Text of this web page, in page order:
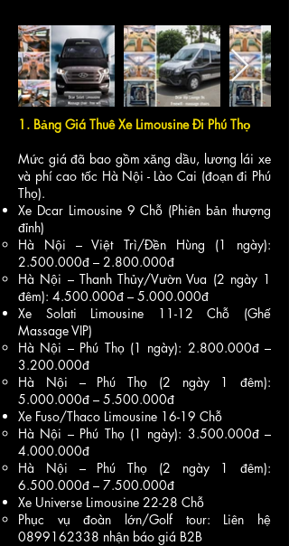
1. Bảng Giá Thuê Xe Limousine Đi Phú Thọ
Mức giá đã bao gồm xăng dầu, lương lái xe
và phí cao tốc Hà Nội - Lào Cai (đoạn đi Phú
Thọ).
Xe Dcar Limousine 9 Chỗ (Phiên bản thượng
đỉnh)
Hà Nội – Việt Trì/Đền Hùng (1 ngày):
2.500.000đ – 2.800.000đ
Hà Nội – Thanh Thủy/Vườn Vua (2 ngày 1
đêm): 4.500.000đ – 5.000.000đ
Xe Solati Limousine 11-12 Chỗ (Ghế
Massage VIP)
Hà Nội – Phú Thọ (1 ngày): 2.800.000đ –
3.200.000đ
Hà Nội – Phú Thọ (2 ngày 1 đêm):
5.000.000đ – 5.500.000đ
Xe Fuso/Thaco Limousine 16-19 Chỗ
Hà Nội – Phú Thọ (1 ngày): 3.500.000đ –
4.000.000đ
Hà Nội – Phú Thọ (2 ngày 1 đêm):
6.500.000đ – 7.500.000đ
Xe Universe Limousine 22-28 Chỗ
Phục vụ đoàn lớn/Golf tour: Liên hệ
0899162338 nhận báo giá B2B